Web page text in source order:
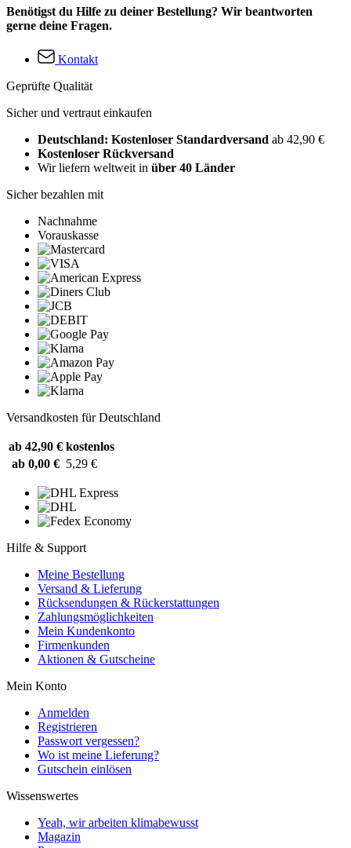
Benötigst du Hilfe zu deiner Bestellung? Wir beantworten
gerne deine Fragen.
Kontakt
Geprüfte Qualität
Sicher und vertraut einkaufen
Deutschland: Kostenloser Standardversand ab 42,90 €
Kostenloser Rückversand
Wir liefern weltweit in über 40 Länder
Sicher bezahlen mit
Nachnahme
Vorauskasse
Versandkosten für Deutschland
ab 42,90 € kostenlos
ab 0,00 € 5,29 €
Hilfe & Support
Meine Bestellung
Versand & Lieferung
Rücksendungen & Rückerstattungen
Zahlungsmöglichkeiten
Mein Kundenkonto
Firmenkunden
Aktionen & Gutscheine
Mein Konto
Anmelden
Registrieren
Passwort vergessen?
Wo ist meine Lieferung?
Gutschein einlösen
Wissenswertes
Yeah, wir arbeiten klimabewusst
Magazin